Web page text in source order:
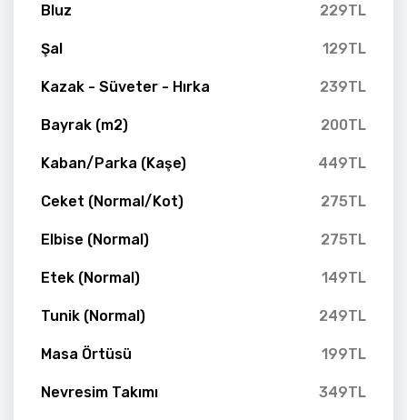
Bluz 229TL
Şal 129TL
Kazak - Süveter - Hırka 239TL
Bayrak (m2) 200TL
Kaban/Parka (Kaşe) 449TL
Ceket (Normal/Kot) 275TL
Elbise (Normal) 275TL
Etek (Normal) 149TL
Tunik (Normal) 249TL
Masa Örtüsü 199TL
Nevresim Takımı 349TL